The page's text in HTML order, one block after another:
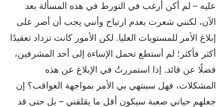
عليه – لم أكن أرغب في التورط في هذه المسألة بعد
الآن، لكنني شعرت بعدم ارتياح وأنني يجب أن أصر على
إبلاغ الأمر للمستويات العليا. لكن الأمور كانت تزداد تعقيدًا
أكثر فأكثر؛ لم أستطع تحمل الإساءة إلى أحد المشرفين،
فضلًا عن قائد. إذا استمررتُ في الإبلاغ عن هذه
المشكلات، فهل سينتهي بي الأمر بمواجهة العواقب؟ إن
جعلهم حياتي صعبة سيكون أقل ما يقلقني – بل حتى قد